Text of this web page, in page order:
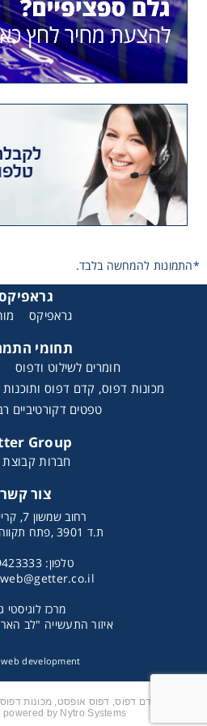
*התמונות להמחשה בלבד.
גראפיקס
תחומי
חומרים לשילוט ודפוס
מכונות דפוס, קדם דפוס ותוכנות
טפטים דקורטיביים
Group
חברות קבוצת
צור קשר
רחוב שמשון 7, קריית אריה
ת.ד 3901 ,פתח תקווה 4952706
טלפון: 03-9423333
מרכז לוגיסטי
איזור התעשייה "לב
development
תוכנות קדם דפוס, דפוס אופסט, מכונות
powered by Nytro Systems
38S web press
SYSTEM G38